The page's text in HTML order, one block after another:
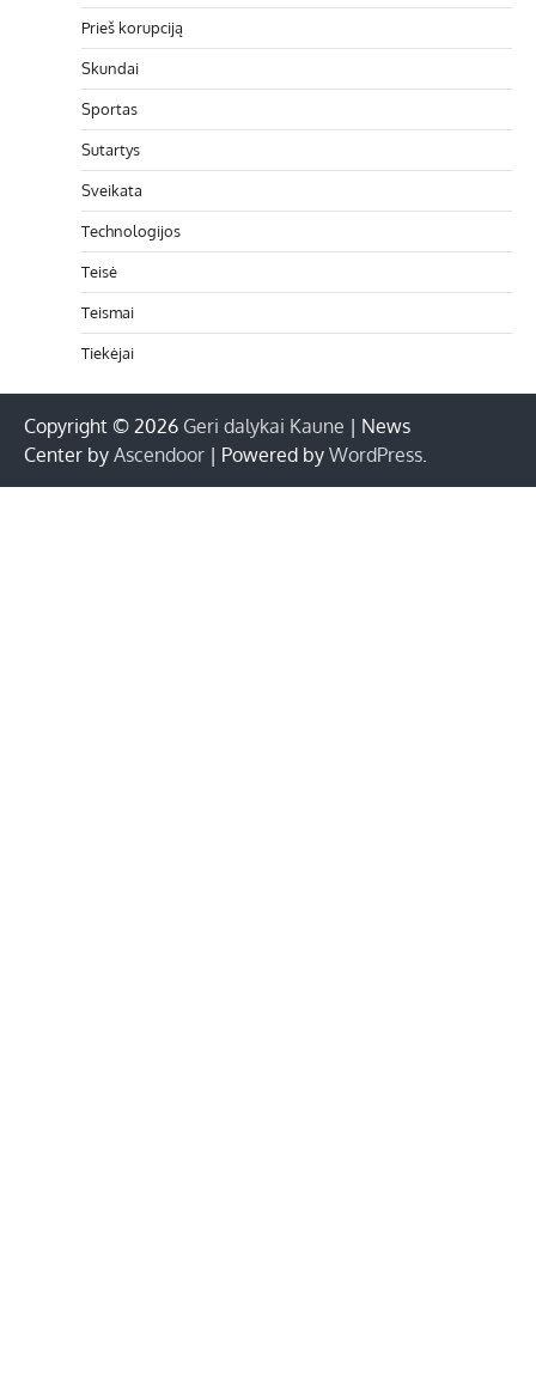
Prieš korupciją
Skundai
Sportas
Sutartys
Sveikata
Technologijos
Teisė
Teismai
Tiekėjai
Copyright © 2026 Geri dalykai Kaune | News
Center by Ascendoor | Powered by WordPress